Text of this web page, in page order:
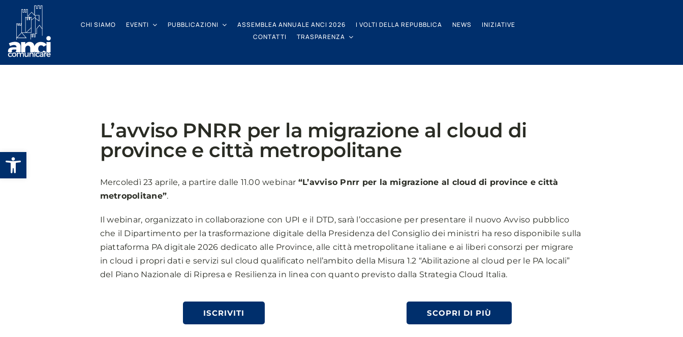
Apri la barra degli strumenti
contenuto
CHI SIAMO EVENTI PUBBLICAZIONI ASSEMBLEA ANNUALE ANCI 2026 I VOLTI DELLA REPUBBLICA NEWS
INIZIATIVE
CONTATTI
TRASPARENZA
L’avviso PNRR per la migrazione al cloud di
province e città metropolitane
Mercoledì 23 aprile, a partire dalle 11.00 webinar “L’avviso Pnrr per la migrazione al cloud di province e città
metropolitane”.
Il webinar, organizzato in collaborazione con UPI e il DTD, sarà l’occasione per presentare il nuovo Avviso pubblico
che il Dipartimento per la trasformazione digitale della Presidenza del Consiglio dei ministri ha reso disponibile sulla
piattaforma PA digitale 2026 dedicato alle Province, alle città metropolitane italiane e ai liberi consorzi per migrare
in cloud i propri dati e servizi sul cloud qualificato nell’ambito della Misura 1.2 “Abilitazione al cloud per le PA locali”
del Piano Nazionale di Ripresa e Resilienza in linea con quanto previsto dalla Strategia Cloud Italia.
ISCRIVITI SCOPRI DI PIÙ